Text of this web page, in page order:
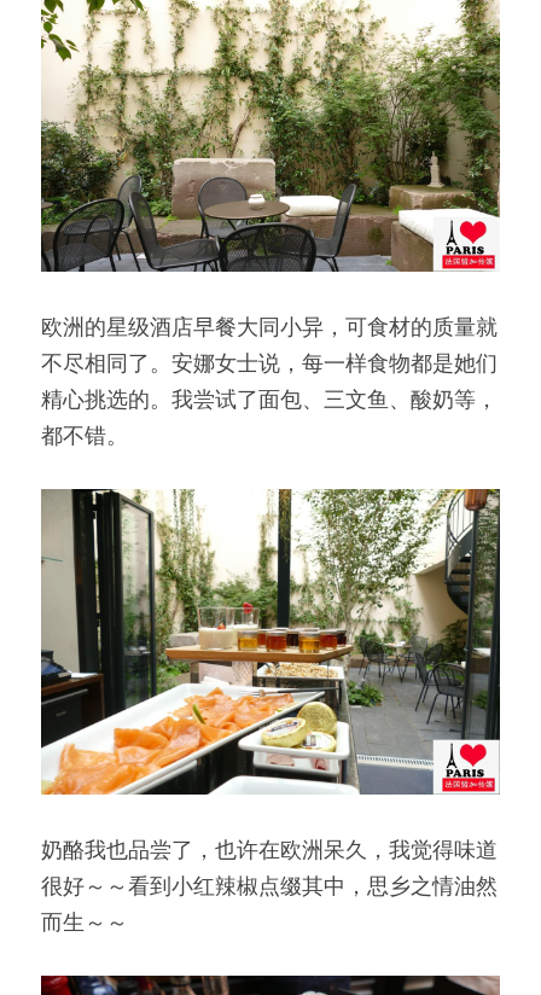
欧洲的星级酒店早餐大同小异，可食材的质量就
不尽相同了。安娜女士说，每一样食物都是她们
精心挑选的。我尝试了面包、三文鱼、酸奶等，
都不错。
奶酪我也品尝了，也许在欧洲呆久，我觉得味道
很好～～看到小红辣椒点缀其中，思乡之情油然
而生～～